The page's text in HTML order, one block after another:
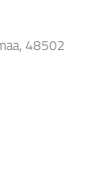
48502